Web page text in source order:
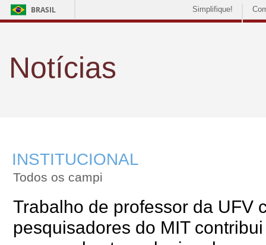
BRASIL Simplifique!
Notícias
INSTITUCIONAL
Todos os campi
Trabalho de professor da UFV
pesquisadores do MIT